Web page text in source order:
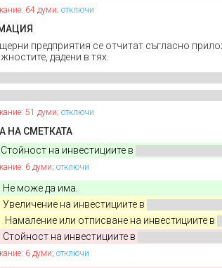
64 думи; отключи
предприятия се отчитат съгласно
дадени в тях.
51 думи; отключи
НА СМЕТКАТА
на инвестициите в
6 думи; отключи
може да има.
Увеличение на инвестициите в
Намаление или отписване на инвестициите в
Стойност на инвестициите в
6 думи; отключи